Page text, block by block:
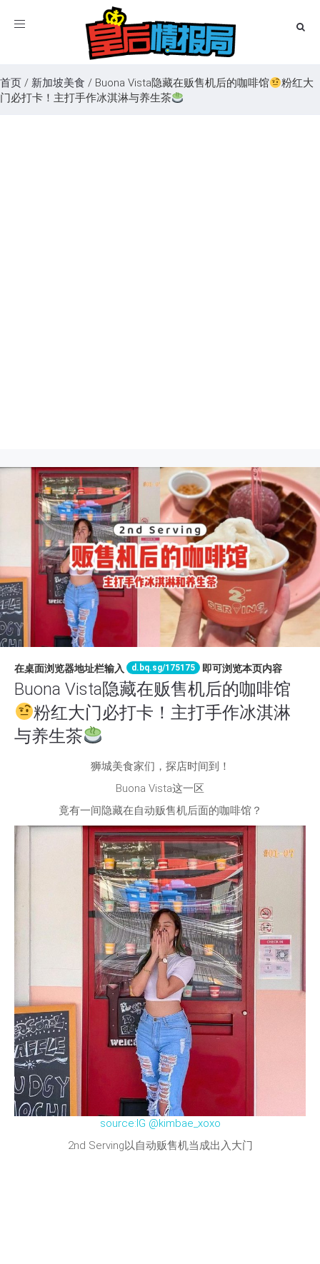
Toggle
首页 / 新加坡美食 / Buona Vista隐藏在贩售机后的咖啡馆
粉红大
门必打卡！主打手作冰淇淋与养生茶
在桌面浏览器地址栏输入 d.bq.sg/175175 即可浏览本页内容
Buona Vista隐藏在贩售机后的咖啡馆
粉红大门必打卡！主打手作冰淇淋
与养生茶
狮城美食家们，探店时间到！
Buona Vista这一区
竟有一间隐藏在自动贩售机后面的咖啡馆？
source:IG @kimbae_xoxo
2nd Serving以自动贩售机当成出入大门